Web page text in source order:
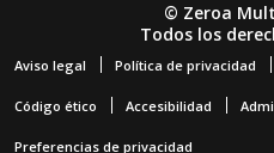
© Zeroa
Todos los
Aviso legal Política de privacidad
Código ético Accesibilidad
Preferencias de privacidad